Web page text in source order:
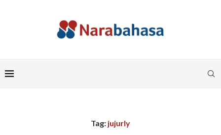
Tag: jujurly